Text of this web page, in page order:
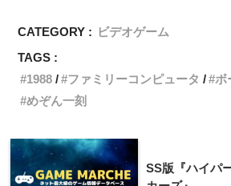
CATEGORY : ビデオゲーム
TAGS :
1988
ファミリーコンピュータ
ボ
めぞん一刻
SS版『ハイパ